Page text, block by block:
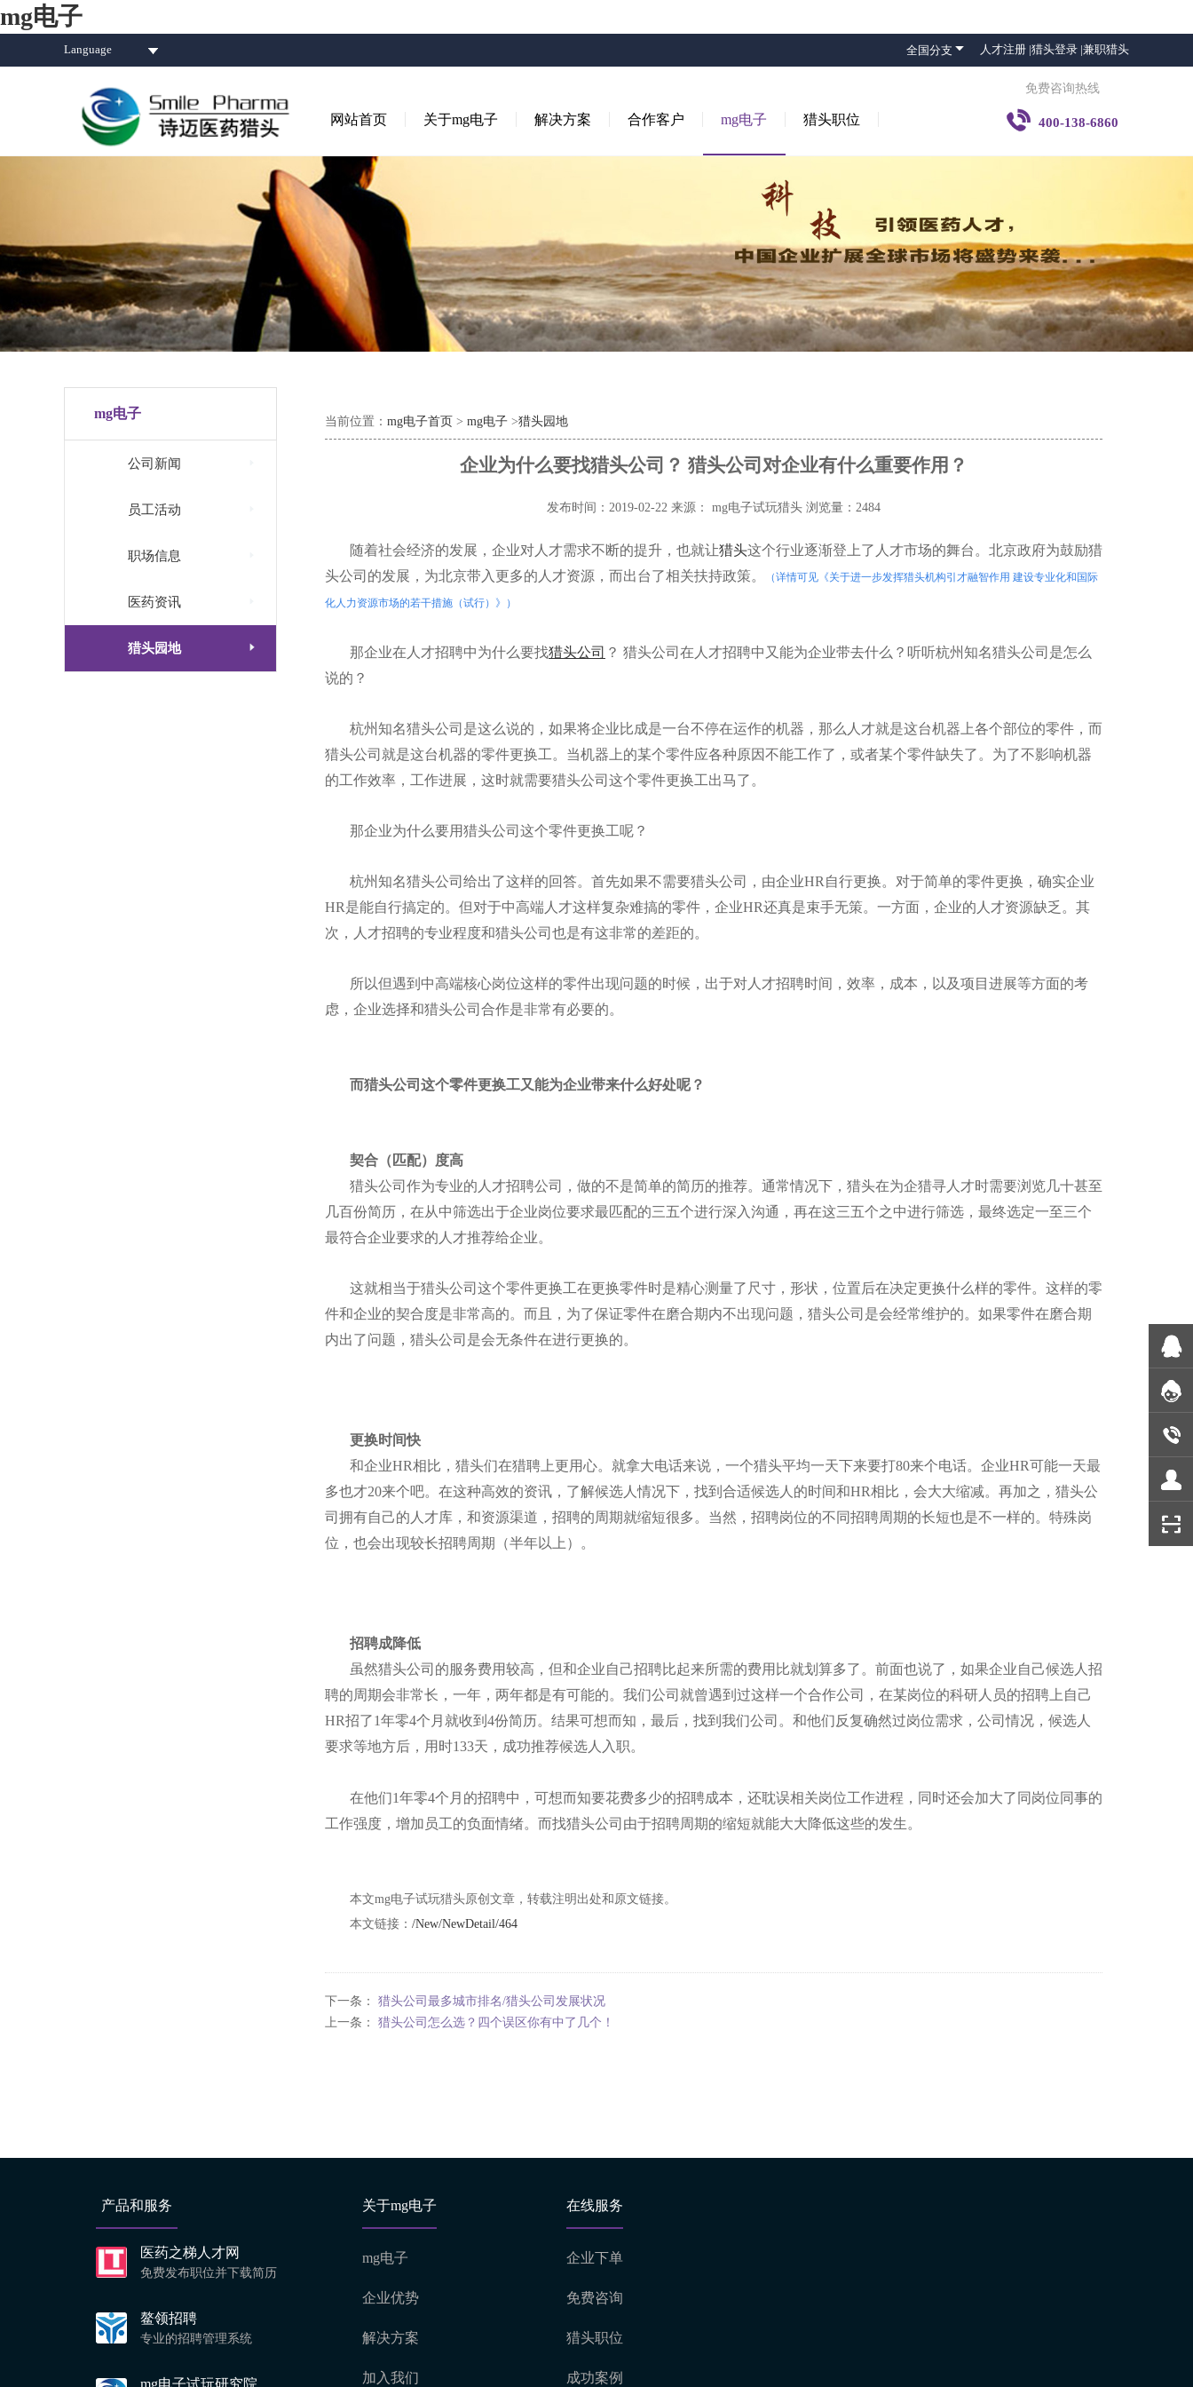
mg电子
Language 全国分支  人才注册 |猎头登录 |兼职猎头
网站首页 关于mg电子 解决方案 合作客户 mg电子 猎头职位
免费咨询热线
 400-138-6860
mg电子
公司新闻
员工活动
职场信息
医药资讯
猎头园地 
当前位置： mg电子首页 > mg电子 >猎头园地
企业为什么要找猎头公司？ 猎头公司对企业有什么重要作用？
发布时间：2019-02-22 来源： mg电子试玩猎头 浏览量：2484
随着社会经济的发展，企业对人才需求不断的提升，也就让猎头这个行业逐渐登上了人才市场的舞台。北京政府为鼓励猎
头公司的发展，为北京带入更多的人才资源，而出台了相关扶持政策。
（详情可见《关于进一步发挥猎头机构引才融智作用 建设专业化和国际
化人力资源市场的若干措施（试行）》）
那企业在人才招聘中为什么要找猎头公司 ？ 猎头公司在人才招聘中又能为企业带去什么？听听杭州知名猎头公司是怎么
说的？
杭州知名猎头公司是这么说的，如果将企业比成是一台不停在运作的机器，那么人才就是这台机器上各个部位的零件，而
猎头公司就是这台机器的零件更换工。当机器上的某个零件应各种原因不能工作了，或者某个零件缺失了。为了不影响机器
的工作效率，工作进展，这时就需要猎头公司这个零件更换工出马了。
那企业为什么要用猎头公司这个零件更换工呢？
杭州知名猎头公司给出了这样的回答。首先如果不需要猎头公司，由企业HR自行更换。对于简单的零件更换，确实企业
HR是能自行搞定的。但对于中高端人才这样复杂难搞的零件，企业HR还真是束手无策。一方面，企业的人才资源缺乏。其
次，人才招聘的专业程度和猎头公司也是有这非常的差距的。
所以但遇到中高端核心岗位这样的零件出现问题的时候，出于对人才招聘时间，效率，成本，以及项目进展等方面的考
虑，企业选择和猎头公司合作是非常有必要的。
而猎头公司这个零件更换工又能为企业带来什么好处呢？
契合（匹配）度高
猎头公司作为专业的人才招聘公司，做的不是简单的简历的推荐。通常情况下，猎头在为企猎寻人才时需要浏览几十甚至
几百份简历，在从中筛选出于企业岗位要求最匹配的三五个进行深入沟通，再在这三五个之中进行筛选，最终选定一至三个
最符合企业要求的人才推荐给企业。
这就相当于猎头公司这个零件更换工在更换零件时是精心测量了尺寸，形状，位置后在决定更换什么样的零件。这样的零
件和企业的契合度是非常高的。而且，为了保证零件在磨合期内不出现问题，猎头公司是会经常维护的。如果零件在磨合期
内出了问题，猎头公司是会无条件在进行更换的。
更换时间快
和企业HR相比，猎头们在猎聘上更用心。就拿大电话来说，一个猎头平均一天下来要打80来个电话。企业HR可能一天最
多也才20来个吧。在这种高效的资讯，了解候选人情况下，找到合适候选人的时间和HR相比，会大大缩减。再加之，猎头公
司拥有自己的人才库，和资源渠道，招聘的周期就缩短很多。当然，招聘岗位的不同招聘周期的长短也是不一样的。特殊岗
位，也会出现较长招聘周期（半年以上）。
招聘成降低
虽然猎头公司的服务费用较高，但和企业自己招聘比起来所需的费用比就划算多了。前面也说了，如果企业自己候选人招
聘的周期会非常长，一年，两年都是有可能的。我们公司就曾遇到过这样一个合作公司，在某岗位的科研人员的招聘上自己
HR招了1年零4个月就收到4份简历。结果可想而知，最后，找到我们公司。和他们反复确然过岗位需求，公司情况，候选人
要求等地方后，用时133天，成功推荐候选人入职。
在他们1年零4个月的招聘中，可想而知要花费多少的招聘成本，还耽误相关岗位工作进程，同时还会加大了同岗位同事的
工作强度，增加员工的负面情绪。而找猎头公司由于招聘周期的缩短就能大大降低这些的发生。
本文mg电子试玩猎头原创文章，转载注明出处和原文链接。
本文链接： /New/NewDetail/464
下一条： 猎头公司最多城市排名/猎头公司发展状况
上一条： 猎头公司怎么选？四个误区你有中了几个！
产品和服务
医药之梯人才网
免费发布职位并下载简历
鳌领招聘
专业的招聘管理系统
mg电子试玩研究院
关于mg电子
mg电子
企业优势
解决方案
加入我们
在线服务
企业下单
免费咨询
猎头职位
成功案例